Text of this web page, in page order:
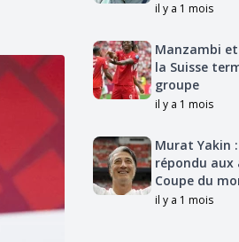
il y a 1 mois
Manzambi
la Suisse
groupe
il y a 1 mois
Murat Yakin
répondu
Coupe du
il y a 1 mois